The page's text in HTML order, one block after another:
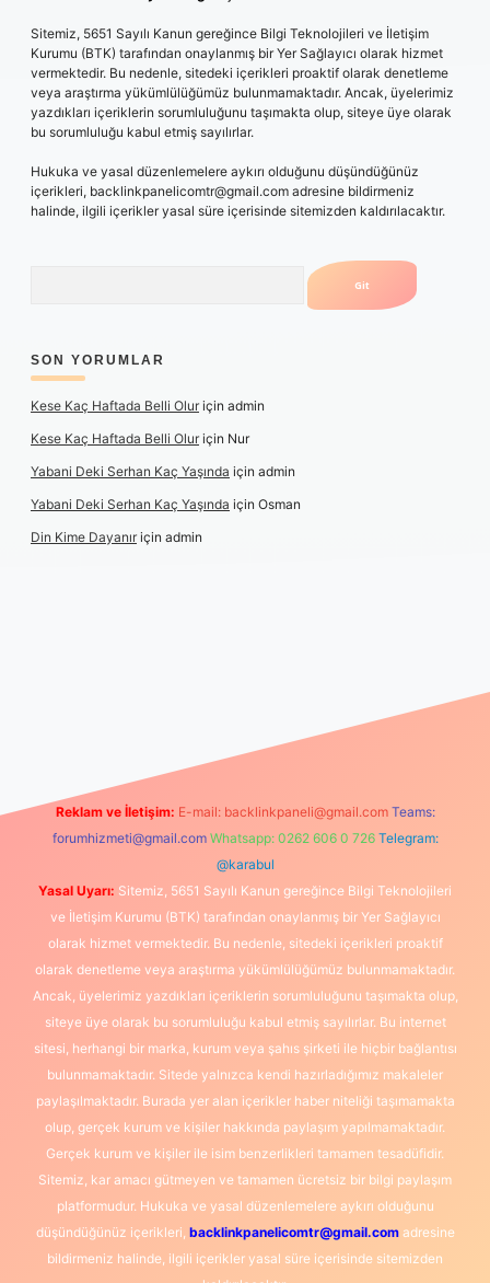
Sitemiz, 5651 Sayılı Kanun gereğince Bilgi Teknolojileri ve İletişim
Kurumu (BTK) tarafından onaylanmış bir Yer Sağlayıcı olarak hizmet
vermektedir. Bu nedenle, sitedeki içerikleri proaktif olarak denetleme
veya araştırma yükümlülüğümüz bulunmamaktadır. Ancak, üyelerimiz
yazdıkları içeriklerin sorumluluğunu taşımakta olup, siteye üye olarak
bu sorumluluğu kabul etmiş sayılırlar.
Hukuka ve yasal düzenlemelere aykırı olduğunu düşündüğünüz
içerikleri, backlinkpanelicomtr@gmail.com adresine bildirmeniz
halinde, ilgili içerikler yasal süre içerisinde sitemizden kaldırılacaktır.
SON YORUMLAR
Kese Kaç Haftada Belli Oluriçin admin
Kese Kaç Haftada Belli Oluriçin Nur
Yabani Deki Serhan Kaç Yaşında için admin
Yabani Deki Serhan Kaç Yaşında için Osman
Din Kime Dayanıriçin admin
Reklam ve İletişim: E-mail: backlinkpaneli@gmail.com Teams:
forumhizmeti@gmail.com Whatsapp: 0262 606 0 726 Telegram:
@karabul
Yasal Uyarı: Sitemiz, 5651 Sayılı Kanun gereğince Bilgi Teknolojileri
ve İletişim Kurumu (BTK) tarafından onaylanmış bir Yer Sağlayıcı
olarak hizmet vermektedir. Bu nedenle, sitedeki içerikleri proaktif
olarak denetleme veya araştırma yükümlülüğümüz bulunmamaktadır.
Ancak, üyelerimiz yazdıkları içeriklerin sorumluluğunu taşımakta olup,
siteye üye olarak bu sorumluluğu kabul etmiş sayılırlar. Bu internet
sitesi, herhangi bir marka, kurum veya şahıs şirketi ile hiçbir bağlantısı
bulunmamaktadır. Sitede yalnızca kendi hazırladığımız makaleler
paylaşılmaktadır. Burada yer alan içerikler haber niteliği taşımamakta
olup, gerçek kurum ve kişiler hakkında paylaşım yapılmamaktadır.
Gerçek kurum ve kişiler ile isim benzerlikleri tamamen tesadüfidir.
Sitemiz, kar amacı gütmeyen ve tamamen ücretsiz bir bilgi paylaşım
platformudur. Hukuka ve yasal düzenlemelere aykırı olduğunu
düşündüğünüz içerikleri, backlinkpanelicomtr@gmail.comadresine
bildirmeniz halinde, ilgili içerikler yasal süre içerisinde sitemizden